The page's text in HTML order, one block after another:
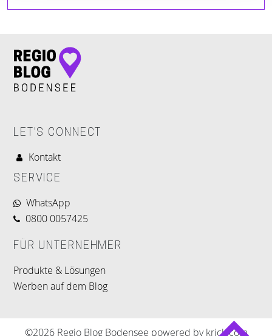
LET'S CONNECT
Kontakt
SERVICE
WhatsApp
0800 0057425
FÜR UNTERNEHMER
Produkte & Lösungen
Werben auf dem Blog
©2026 Regio Blog Bodensee powered by krick.com